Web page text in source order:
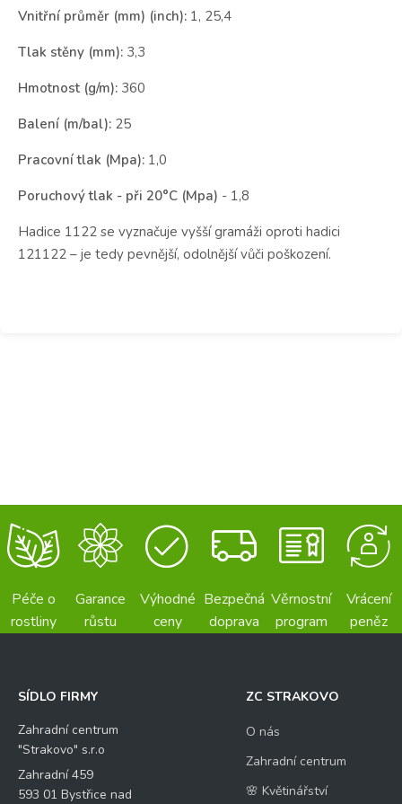
Vnitřní průměr (mm) (inch): 1, 25,4
Tlak stěny (mm): 3,3
Hmotnost (g/m): 360
Balení (m/bal): 25
Pracovní tlak (Mpa): 1,0
Poruchový tlak - při 20°C (Mpa) - 1,8
Hadice 1122 se vyznačuje vyšší gramáži oproti hadici
121122 – je tedy pevnější, odolnější vůči poškození.
Péče o
rostliny
Garance
růstu
Výhodné
ceny
Bezpečná
doprava
Věrnostní
program
Vrácení
peněz
SÍDLO FIRMY
Zahradní centrum
"Strakovo" s.r.o
Zahradní 459
593 01 Bystřice nad
ZC STRAKOVO
O nás
Zahradní centrum
🌸 Květinářství